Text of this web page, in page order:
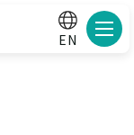
EN メニ